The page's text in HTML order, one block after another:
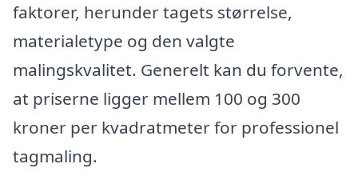
faktorer, herunder tagets størrelse,
materialetype og den valgte
malingskvalitet. Generelt kan du forvente,
at priserne ligger mellem 100 og 300
kroner per kvadratmeter for professionel
tagmaling.